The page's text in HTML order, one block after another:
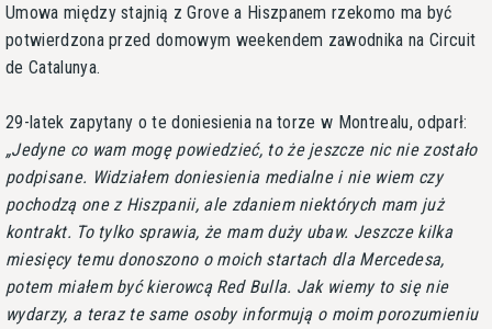
Umowa między stajnią z Grove a Hiszpanem rzekomo ma być
potwierdzona przed domowym weekendem zawodnika na Circuit
de Catalunya.
29-latek zapytany o te doniesienia na torze w Montrealu, odparł:
Jedyne co wam mogę powiedzieć, to że jeszcze nic nie zostało
podpisane. Widziałem doniesienia medialne i nie wiem czy
pochodzą one z Hiszpanii, ale zdaniem niektórych mam już
kontrakt. To tylko sprawia, że mam duży ubaw. Jeszcze kilka
miesięcy temu donoszono o moich startach dla Mercedesa,
potem miałem być kierowcą Red Bulla. Jak wiemy to się nie
wydarzy, a teraz te same osoby informują o moim porozumieniu